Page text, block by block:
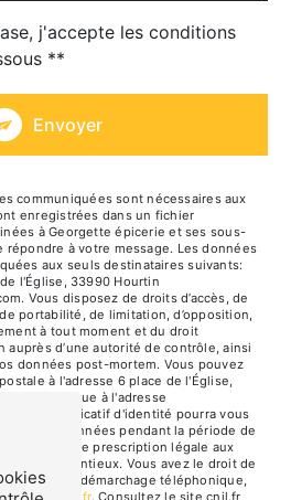
j'accepte les conditions
**
Envoyer
communiquées sont nécessaires aux
enregistrées dans un fichier
à Georgette épicerie et ses sous-
à votre message. Les données
aux seuls destinataires suivants:
l'Église, 33990 Hourtin
Vous disposez de droits d’accès, de
portabilité, de limitation, d’opposition,
à tout moment et du droit
auprès d’une autorité de contrôle, ainsi
données post-mortem. Vous pouvez
à l'adresse 6 place de l'Église,
électronique à l'adresse
Un justificatif d'identité pourra vous
vos données pendant la période de
la durée de prescription légale aux
des contentieux. Vous avez le droit de
au démarchage téléphonique,
Bloctel.gouv.fr. Consultez le site cnil.fr